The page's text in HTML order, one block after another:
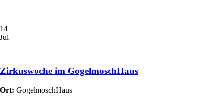
14
Jul
Zirkuswoche im GogelmoschHaus
Ort: GogelmoschHaus